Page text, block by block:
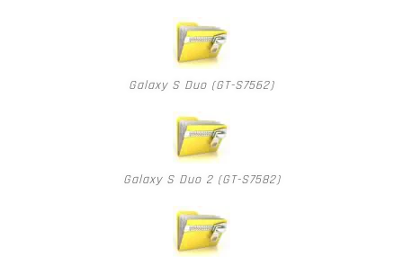
Galaxy S Duo (GT-S7562)
Galaxy S Duo 2 (GT-S7582)